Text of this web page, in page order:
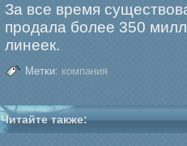
За все время
продала более 350
линеек.
Метки: компания
Читайте также: